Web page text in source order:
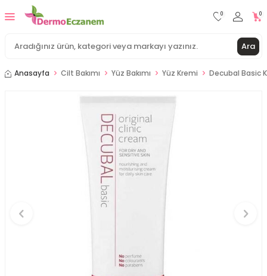
Ara
0 0
Anasayfa Cilt Bakımı Yüz Bakımı Yüz Kremi Decubal Basic